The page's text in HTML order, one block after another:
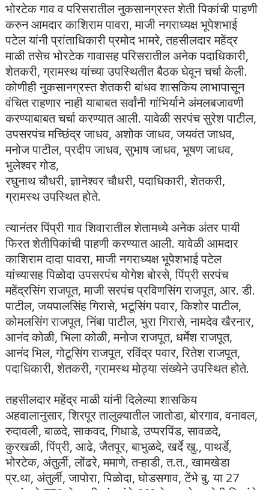
भोरटेक गाव व परिसरातील नुकसानग्रस्त शेती पिकांची पाहणी
करुन आमदार काशिराम पावरा, माजी नगराध्यक्ष भूपेशभाई
पटेल यांनी प्रांताधिकारी प्रमोद भामरे, तहसीलदार महेंद्र
माळी तसेच भोरटेक गावासह परिसरातील अनेक पदाधिकारी,
शेतकरी, ग्रामस्थ यांच्या उपस्थितीत बैठक घेवून चर्चा केली.
कोणीही नुकसानग्रस्त शेतकरी बांधव शासकिय लाभापासून
वंचित राहणार नाही याबाबत सर्वांनी गांभिर्याने अंमलबजावणी
करण्याबाबत चर्चा करण्यात आली. यावेळी सरपंच सुरेश पाटील,
उपसरपंच मच्छिंद्र जाधव, अशोक जाधव, जयवंत जाधव,
मनोज पाटील, प्रदीप जाधव, सुभाष जाधव, भूषण जाधव,
भुलेश्वर गोड,
रघुनाथ चौधरी, ज्ञानेश्वर चौधरी, पदाधिकारी, शेतकरी,
ग्रामस्थ उपस्थित होते.
त्यानंतर पिंप्री गाव शिवारातील शेतामध्ये अनेक अंतर पायी
फिरत शेतीपिकांची पाहणी करण्यात आली. यावेळी आमदार
काशिराम दादा पावरा, माजी नगराध्यक्ष भूपेशभाई पटेल
यांच्यासह पिळोदा उपसरपंच योगेश बोरसे, पिंप्री सरपंच
महेंद्रसिंग राजपूत, माजी सरपंच प्रविणसिंग राजपूत, आर. डी.
पाटील, जयपालसिंह गिरासे, भटूसिंग पवार, किशोर पाटील,
कोमलसिंग राजपूत, निंबा पाटील, भुरा गिरासे, नामदेव खैरनार,
आनंद कोळी, भिला कोळी, मनोज राजपूत, धर्मेश राजपूत,
आनंद भिल, गोटूसिंग राजपूत, रविंद्र पवार, रितेश राजपूत,
पदाधिकारी, शेतकरी, ग्रामस्थ मोठ्या संख्येने उपस्थित होते.
तहसीलदार महेंद्र माळी यांनी दिलेल्या शासकिय
अहवालानुसार, शिरपूर तालुक्यातील जातोडा, बोरगाव, वनावल,
रुदावली, बाळदे, साकवद, गिधाडे, उप्परपिंड, सावळदे,
कुरखळी, पिंप्री, आढे, जैतपूर, बाभुळदे, खर्दे खु., पाथर्डे,
भोरटेक, अंतुर्ली, लोंढरे, ममाणे, तऱ्हाडी, त.त., खामखेडा
प्र.था, अंतुर्ली, जापोरा, पिळोदा, घोडसगाव, टेंभे बु. या 27